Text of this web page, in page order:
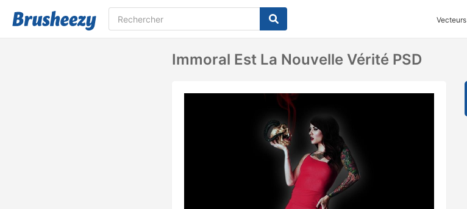
Vecteurs
Immoral Est La Nouvelle Vérité PSD